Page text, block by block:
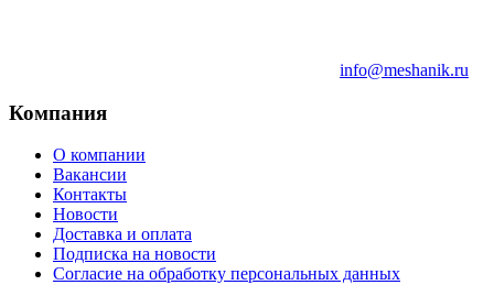
info@meshanik.ru
Компания
О компании
Вакансии
Контакты
Новости
Доставка и оплата
Подписка на новости
Согласие на обработку персональных данных